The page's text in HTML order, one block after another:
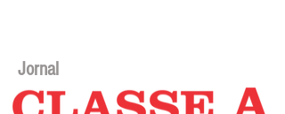
Jornal